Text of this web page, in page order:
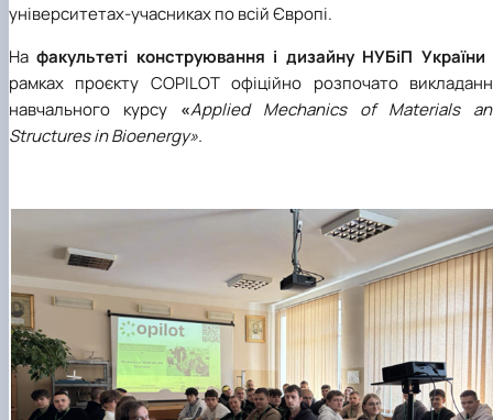
університетах-учасниках по всій Європі.
Нафакультеті конструювання і дизайну НУБіП України
рамках проєкту COPILOT офіційно розпочато
навчального курсу «Applied Mechanics of Materials
Structures in Bioenergy».